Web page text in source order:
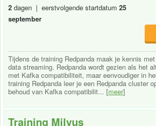
2 dagen | eerstvolgende startdatum 25
september
Tijdens de training Redpanda maak je kennis
data streaming. Redpanda wordt gezien als het
met Kafka compatibiliteit, maar eenvoudiger in
training Redpanda leer je een Redpanda cluster
behoud van Kafka compatibilit... [meer]
Training Milvus